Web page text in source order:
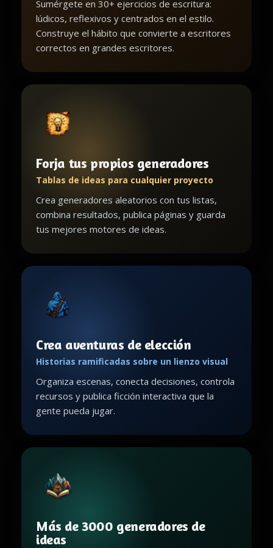
Sumérgete en 30+ ejercicios de escritura:
lúdicos, reflexivos y centrados en el estilo.
Construye el hábito que convierte a escritores
correctos en grandes escritores.
Forja tus propios generadores
Tablas de ideas para cualquier proyecto
Crea generadores aleatorios con tus listas,
combina resultados, publica páginas y guarda
tus mejores motores de ideas.
Crea aventuras de elección
Historias ramificadas sobre un lienzo visual
Organiza escenas, conecta decisiones, controla
recursos y publica ficción interactiva que la
gente pueda jugar.
Más de 3000 generadores de
ideas